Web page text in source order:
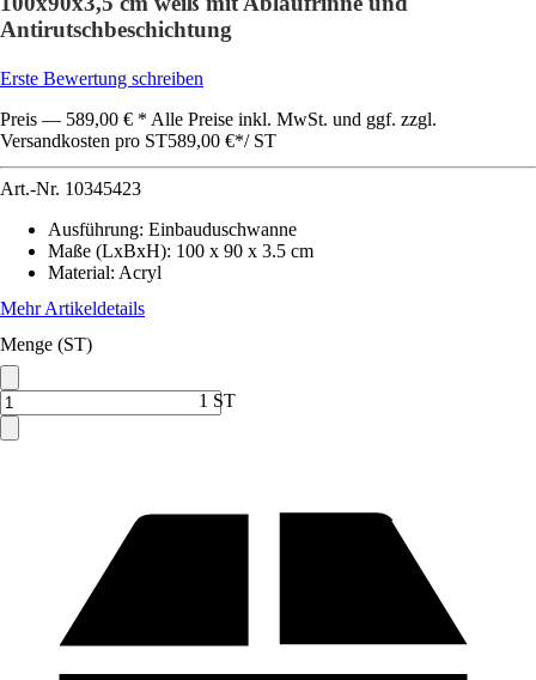
Antirutschbeschichtung
Erste Bewertung schreiben
Preis — 589,00 € * Alle Preise inkl. MwSt. und ggf. zzgl.
Versandkosten pro ST589,00 €*/ ST
Art.-Nr. 10345423
Ausführung: Einbauduschwanne
Maße (LxBxH): 100 x 90 x 3.5 cm
Material: Acryl
Mehr Artikeldetails
Menge (ST)
1 ST